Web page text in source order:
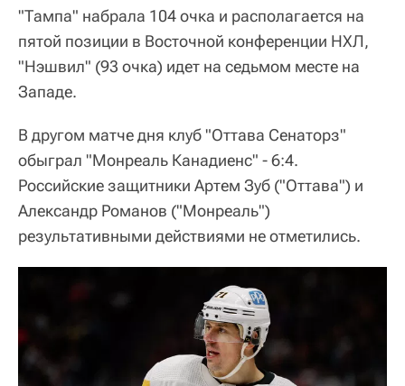
"Тампа" набрала 104 очка и располагается на
пятой позиции в Восточной конференции НХЛ,
"Нэшвил" (93 очка) идет на седьмом месте на
Западе.
В другом матче дня клуб "Оттава Сенаторз"
обыграл "Монреаль Канадиенс" - 6:4.
Российские защитники Артем Зуб ("Оттава") и
Александр Романов ("Монреаль")
результативными действиями не отметились.